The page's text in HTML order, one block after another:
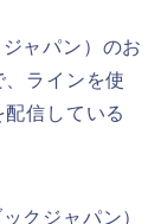
ャパン）のお
ラインを使
信している
クジャパン）